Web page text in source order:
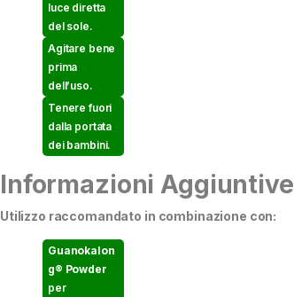
luce diretta
del sole.
Agitare bene
prima
dell’uso.
Tenere fuori
dalla portata
dei bambini.
Informazioni Aggiuntive
Utilizzo raccomandato in combinazione con:
Guanokalon
g® Powder
per